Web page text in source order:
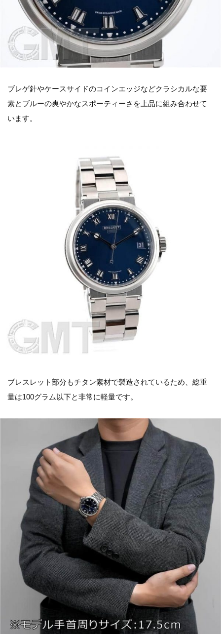
ブレゲ針やケースサイドのコインエッジなどクラシカルな要
素とブルーの爽やかなスポーティーさを上品に組み合わせて
います。
ブレスレット部分もチタン素材で製造されているため、総重
量は100グラム以下と非常に軽量です。